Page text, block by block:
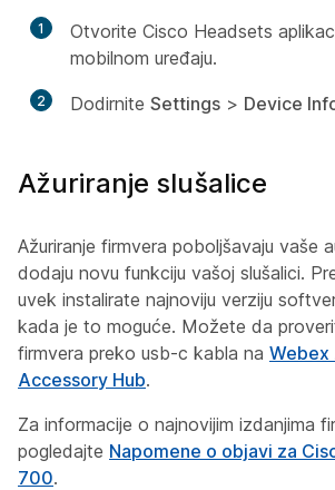
1
Otvorite Cisco Headsets
mobilnom uređaju.
2 Dodirnite Settings > Device
Ažuriranje slušalice
Ažuriranje firmvera poboljšavaju vaše
dodaju novu funkciju vašoj slušalici.
uvek instalirate najnoviju verziju
kada je to moguće. Možete da
firmvera preko usb-c kabla na Webex
Accessory Hub.
Za informacije o najnovijim izdanjima
pogledajte Napomene o objavi za
700.